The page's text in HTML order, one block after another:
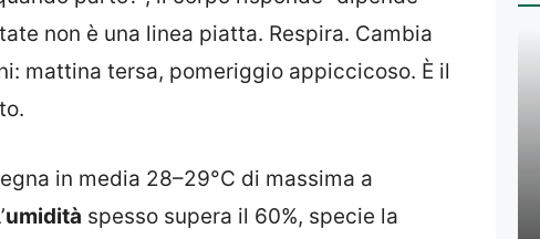
non è una linea piatta. Respira. Cambia
mattina tersa, pomeriggio appiccicoso. È il
in media 28–29°C di massima a
umidità spesso supera il 60%, specie la